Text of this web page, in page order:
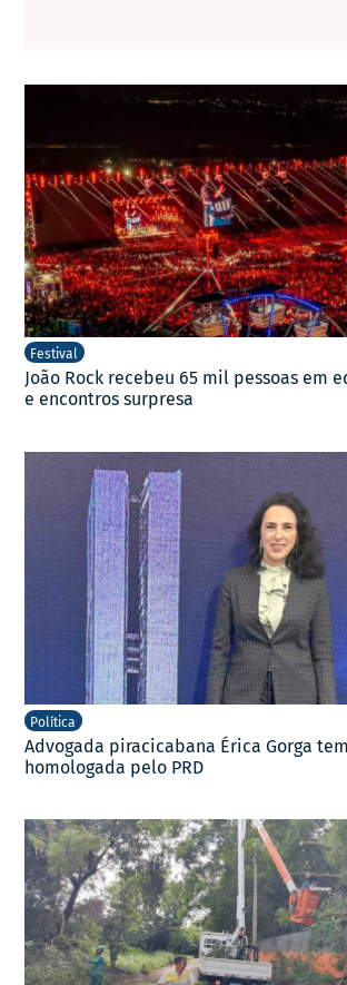
Festival
João Rock recebeu 65 mil pessoas em
e encontros surpresa
Política
Advogada piracicabana Érica Gorga
homologada pelo PRD